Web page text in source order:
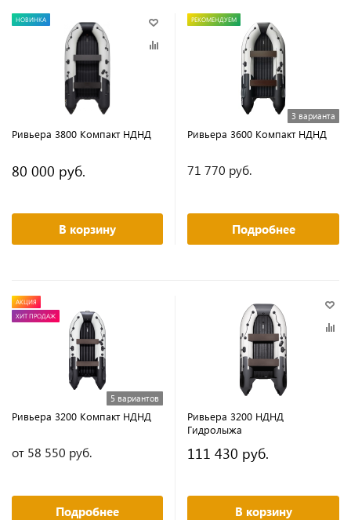
НОВИНКА
Ривьера 3800 Компакт НДНД
80 000 руб.
В корзину
РЕКОМЕНДУЕМ
3 варианта
Ривьера 3600 Компакт НДНД
71 770 руб.
Подробнее
АКЦИЯ
ХИТ ПРОДАЖ
5 вариантов
Ривьера 3200 Компакт НДНД
от 58 550 руб.
Подробнее
Ривьера 3200 НДНД
Гидролыжа
111 430 руб.
В корзину